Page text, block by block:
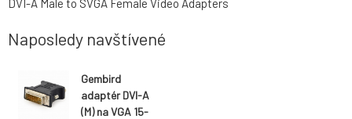
DVI-A Male to SVGA Female Video Adapters
Naposledy navštívené
Gembird
adaptér DVI-A
(M) na VGA 15-